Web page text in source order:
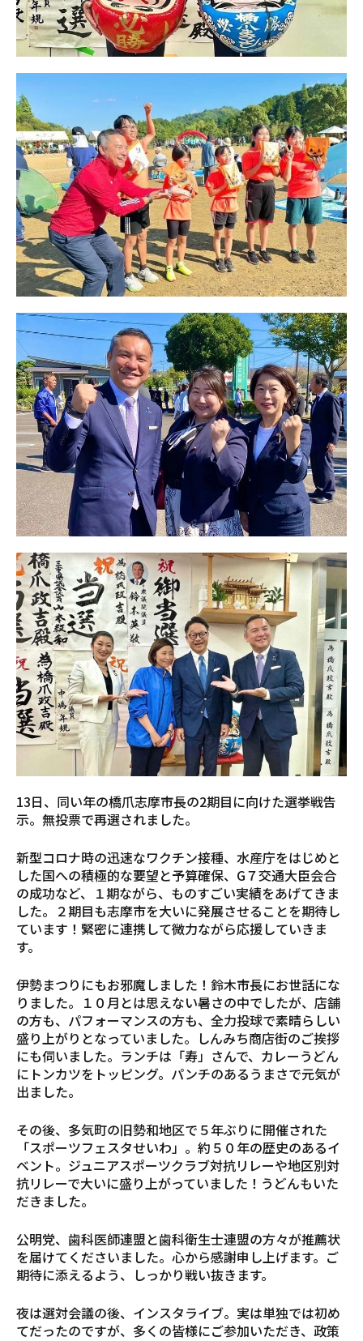
13日、同い年の橋爪志摩市長の2期目に向けた選挙戦告
示。無投票で再選されました。
新型コロナ時の迅速なワクチン接種、水産庁をはじめと
した国への積極的な要望と予算確保、G７交通大臣会合
の成功など、１期ながら、ものすごい実績をあげてきま
した。２期目も志摩市を大いに発展させることを期待し
ています！緊密に連携して微力ながら応援していきま
す。
伊勢まつりにもお邪魔しました！鈴木市長にお世話にな
りました。１０月とは思えない暑さの中でしたが、店舗
の方も、パフォーマンスの方も、全力投球で素晴らしい
盛り上がりとなっていました。しんみち商店街のご挨拶
にも伺いました。ランチは「寿」さんで、カレーうどん
にトンカツをトッピング。パンチのあるうまさで元気が
出ました。
その後、多気町の旧勢和地区で５年ぶりに開催された
「スポーツフェスタせいわ」。約５０年の歴史のあるイ
ベント。ジュニアスポーツクラブ対抗リレーや地区別対
抗リレーで大いに盛り上がっていました！うどんもいた
だきました。
公明党、歯科医師連盟と歯科衛生士連盟の方々が推薦状
を届けてくださいました。心から感謝申し上げます。ご
期待に添えるよう、しっかり戦い抜きます。
夜は選対会議の後、インスタライブ。実は単独では初め
てだったのですが、多くの皆様にご参加いただき、政策